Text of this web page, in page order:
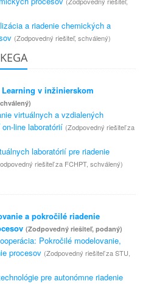
a riadenie chemických a
(Zodpovedný riešiteľ, schválený)
v inžinierskom
virtuálnych a vzdialených
line laboratórií (Zodpovedný riešiteľ za
laboratórií pre riadenie
riešiteľ za FCHPT, schválený)
a pokročilé riadenie
(Zodpovedný riešiteľ, podaný)
Pokročilé modelovanie,
procesov (Zodpovedný riešiteľ za STU,
pre autonómne riadenie